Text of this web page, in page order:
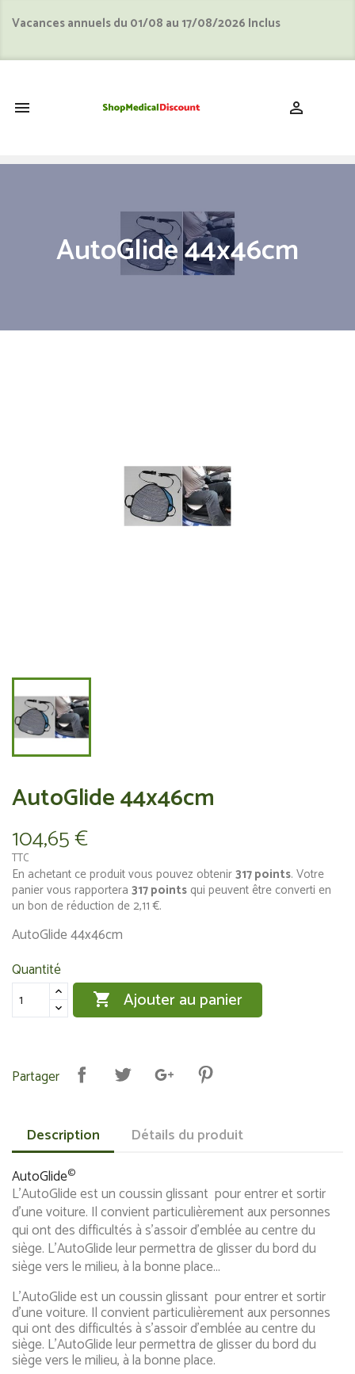
Vacances annuels du 01/08 au 17/08/2026 Inclus
 
AutoGlide 44x46cm
AutoGlide 44x46cm
104,65 €
TTC
En achetant ce produit vous pouvez obtenir317points. Votre
panier vous rapportera 317points qui peuvent être converti en
un bon de réduction de2,11 €.
AutoGlide 44x46cm
Quantité
 Ajouter au panier
Partager
Description Détails du produit
AutoGlide©
L'AutoGlide est un coussin glissant pour entrer et sortir
d'une voiture. Il convient particulièrement aux personnes
qui ont des difficultés à s'assoir d'emblée au centre du
siège. L'AutoGlide leur permettra de glisser du bord du
siège vers le milieu, à la bonne place...
L'AutoGlide est un coussin glissant pour entrer et sortir
d'une voiture. Il convient particulièrement aux personnes
qui ont des difficultés à s'assoir d'emblée au centre du
siège. L'AutoGlide leur permettra de glisser du bord du
siège vers le milieu, à la bonne place.